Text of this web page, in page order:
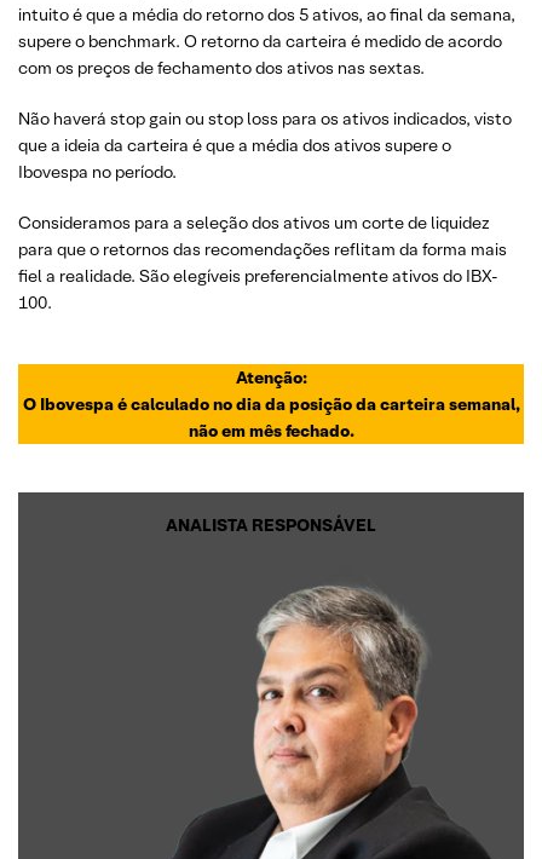
intuito é que a média do retorno dos 5 ativos, ao final da semana,
supere o benchmark. O retorno da carteira é medido de acordo
com os preços de fechamento dos ativos nas sextas.
Não haverá stop gain ou stop loss para os ativos indicados, visto
que a ideia da carteira é que a média dos ativos supere o
Ibovespa no período.
Consideramos para a seleção dos ativos um corte de liquidez
para que o retornos das recomendações reflitam da forma mais
fiel a realidade. São elegíveis preferencialmente ativos do IBX-
100.
Atenção:
O Ibovespa é calculado no dia da posição da carteira semanal,
não em mês fechado.
ANALISTA RESPONSÁVEL